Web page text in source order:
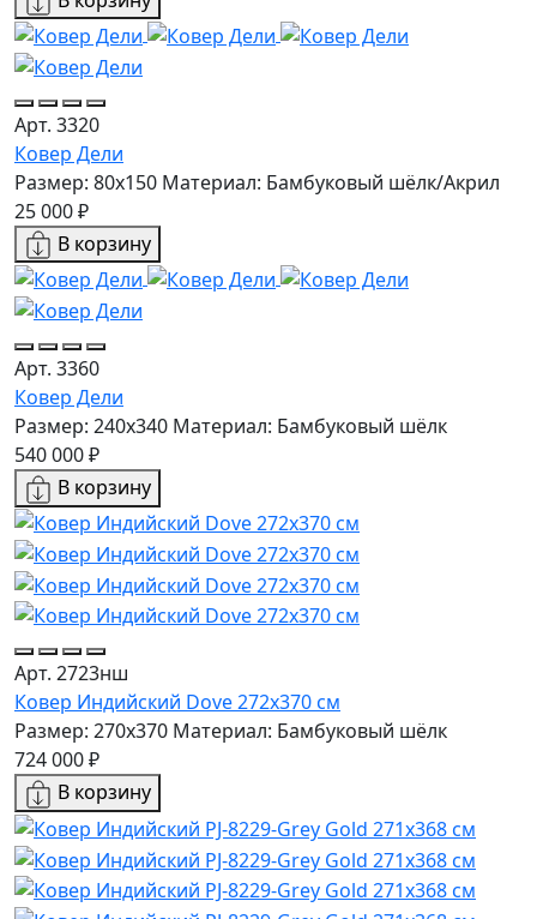
Арт. 3320
Ковер Дели
Размер: 80x150 Материал: Бамбуковый шёлк/Акрил
25 000 ₽
В корзину
Арт. 3360
Ковер Дели
Размер: 240x340 Материал: Бамбуковый шёлк
540 000 ₽
В корзину
Арт. 2723нш
Ковер Индийский Dove 272x370 см
Размер: 270x370 Материал: Бамбуковый шёлк
724 000 ₽
В корзину